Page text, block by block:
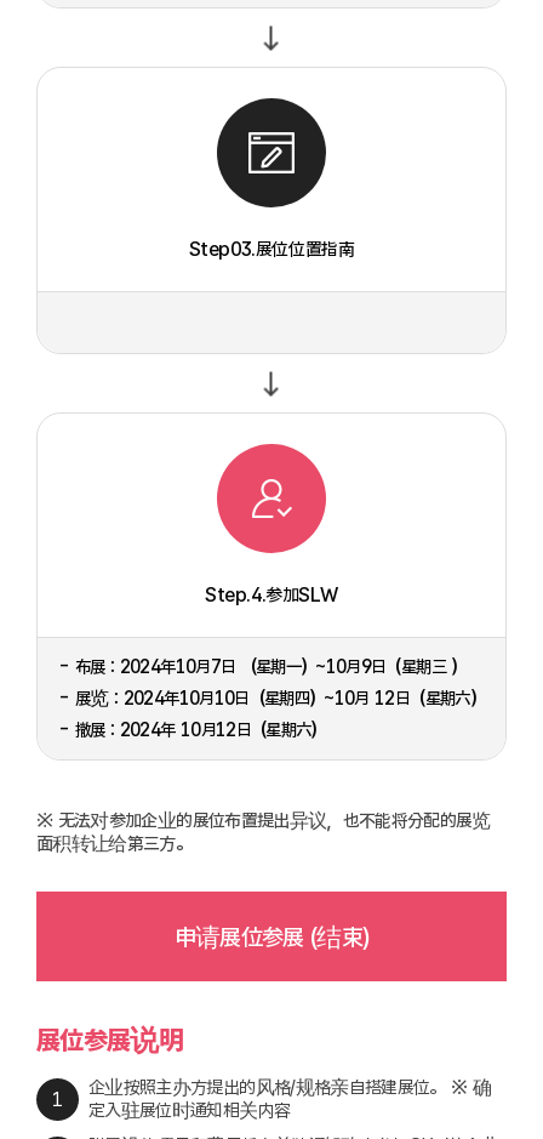
Step03.展位位置指南
Step.4.参加SLW
- 布展：2024年10月7日 （星期一）~10月9日（星期三 ）
- 展览：2024年10月10日（星期四）~10月 12日（星期六）
- 撤展：2024年 10月12日（星期六）
※ 无法对参加企业的展位布置提出异议，也不能将分配的展览
面积转让给第三方。
申请展位参展 (结束)
展位参展说明
企业按照主办方提出的风格/规格亲自搭建展位。 ※ 确
定入驻展位时通知相关内容